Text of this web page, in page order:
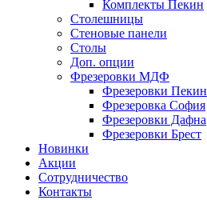
Комплекты Пекин
Столешницы
Стеновые панели
Столы
Доп. опции
Фрезеровки МДФ
Фрезеровки Пекин
Фрезеровка София
Фрезеровки Дафна
Фрезеровки Брест
Новинки
Акции
Сотрудничество
Контакты